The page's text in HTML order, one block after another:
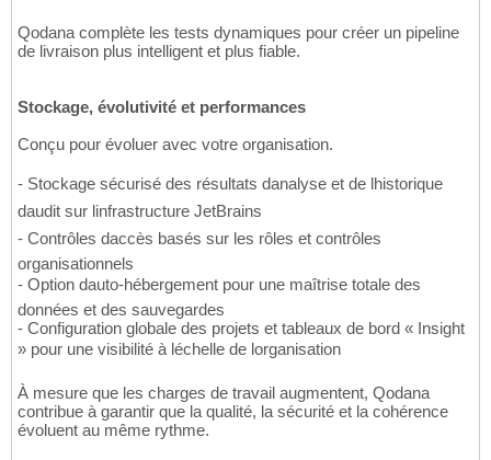
Qodana complète les tests dynamiques pour créer un pipeline
de livraison plus intelligent et plus fiable.
Stockage, évolutivité et performances
Conçu pour évoluer avec votre organisation.
- Stockage sécurisé des résultats danalyse et de lhistorique
daudit sur linfrastructure JetBrains
- Contrôles daccès basés sur les rôles et contrôles
organisationnels
- Option dauto-hébergement pour une maîtrise totale des
données et des sauvegardes
- Configuration globale des projets et tableaux de bord « Insight
» pour une visibilité à léchelle de lorganisation
À mesure que les charges de travail augmentent, Qodana
contribue à garantir que la qualité, la sécurité et la cohérence
évoluent au même rythme.